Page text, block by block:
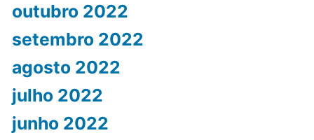
outubro 2022
setembro 2022
agosto 2022
julho 2022
junho 2022